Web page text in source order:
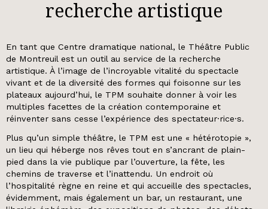
recherche artistique
En tant que Centre dramatique national, le Théâtre Public
de Montreuil est un outil au service de la recherche
artistique. À l’image de l’incroyable vitalité du spectacle
vivant et de la diversité des formes qui foisonne sur les
plateaux aujourd’hui, le TPM souhaite donner à voir les
multiples facettes de la création contemporaine et
réinventer sans cesse l’expérience des spectateur·rice·s.
Plus qu’un simple théâtre, le TPM est une « hétérotopie »,
un lieu qui héberge nos rêves tout en s’ancrant de plain-
pied dans la vie publique par l’ouverture, la fête, les
chemins de traverse et l’inattendu. Un endroit où
l’hospitalité règne en reine et qui accueille des spectacles,
évidemment, mais également un bar, un restaurant, une